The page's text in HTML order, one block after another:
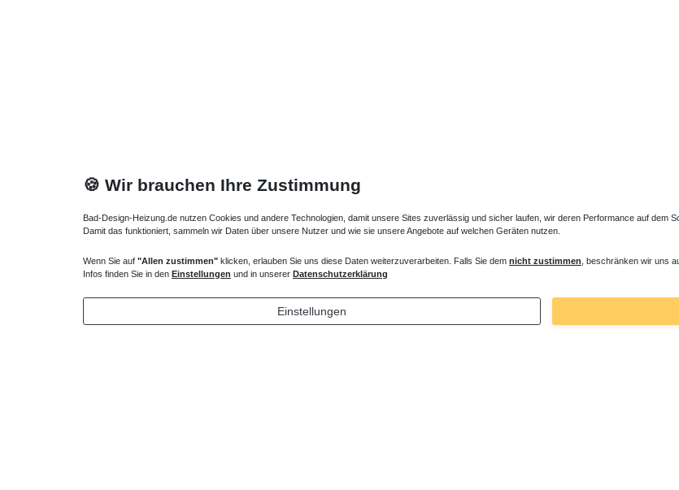
Heizkörper Ventil
135,00 € *
🍪 Wir brauchen Ihre Zustimmung
Bad-Design-Heizung.de nutzen Cookies und andere Technologien, damit unsere Sites zuverlässig und sicher laufen, wir deren Performance auf dem
Damit das funktioniert, sammeln wir Daten über unsere Nutzer und wie sie unsere Angebote auf welchen Geräten nutzen.
Wenn Sie auf "Allen zustimmen" klicken, erlauben Sie uns diese Daten weiterzuverarbeiten. Falls Sie dem nicht zustimmen , beschränken wir uns
Infos finden Sie in den Einstellungen und in unserer Datenschutzerklärung
Einstellungen